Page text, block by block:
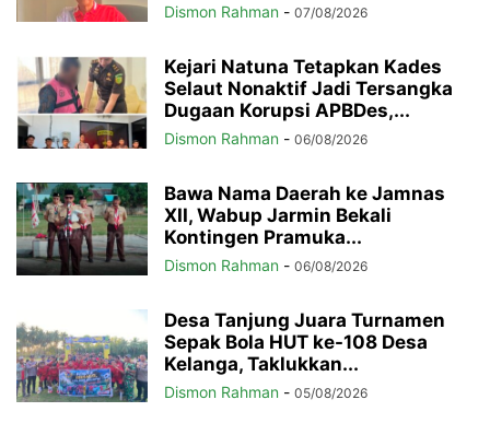
Dismon Rahman - 07/08/2026
Kejari Natuna Tetapkan Kades
Selaut Nonaktif Jadi Tersangka
Dugaan Korupsi APBDes,...
Dismon Rahman - 06/08/2026
Bawa Nama Daerah ke Jamnas
XII, Wabup Jarmin Bekali
Kontingen Pramuka...
Dismon Rahman - 06/08/2026
Desa Tanjung Juara Turnamen
Sepak Bola HUT ke-108 Desa
Kelanga, Taklukkan...
Dismon Rahman - 05/08/2026